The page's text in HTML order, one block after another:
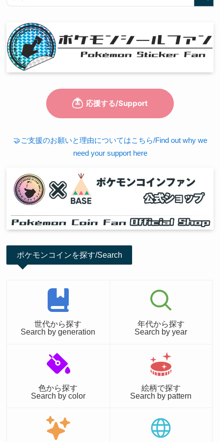
🤝ご支援のお願いと理由についてはこちら/Find out why we
need your support here
ポケモンコインを探す/Search
世代から探す
Search by generation
年代から探す
Search by year
色から探す
Search by color
絵柄で探す
Search by pattern